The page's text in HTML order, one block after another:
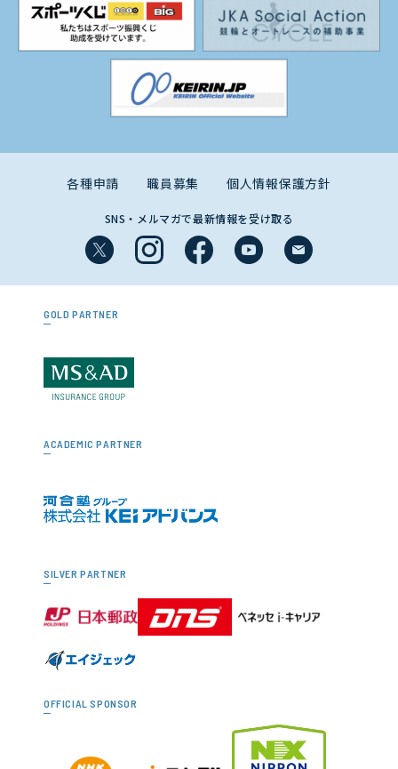
各種申請 職員募集 個人情報保護方針
SNS・メルマガで最新情報を受け取る
GOLD PARTNER
ACADEMIC PARTNER
SILVER PARTNER
OFFICIAL SPONSOR